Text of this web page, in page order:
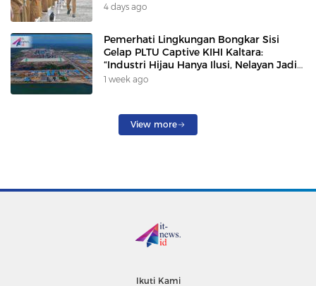
4 days ago
Pemerhati Lingkungan Bongkar Sisi
Gelap PLTU Captive KIHI Kaltara:
“Industri Hijau Hanya Ilusi, Nelayan Jadi
Korban”
1 week ago
View more
Ikuti Kami